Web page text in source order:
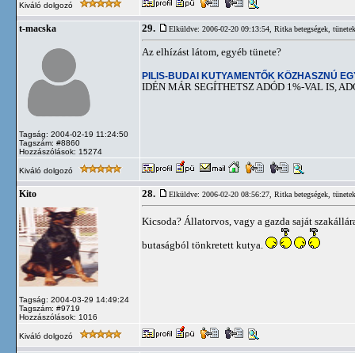
Kiváló dolgozó
t-macska
Tagság: 2004-02-19 11:24:50
Tagszám: #8860
Hozzászólások: 15274
29. Elküldve: 2006-02-20 09:13:54, Ritka betegségek, tünetek
Az elhízást látom, egyéb tünete?
PILIS-BUDAI KUTYAMENTŐK KÖZHASZNÚ
IDÉN MÁR SEGÍTHETSZ ADÓD 1%-VAL IS,
Kiváló dolgozó
Kito
Tagság: 2004-03-29 14:49:24
Tagszám: #9719
Hozzászólások: 1016
28. Elküldve: 2006-02-20 08:56:27, Ritka betegségek, tünetek
Kicsoda? Állatorvos, vagy a gazda saját
butaságból tönkretett kutya.
Kiváló dolgozó